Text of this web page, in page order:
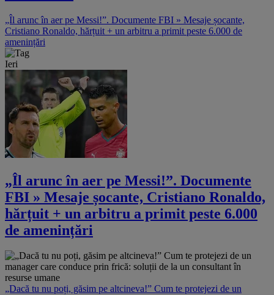
„Îl arunc în aer pe Messi!”. Documente FBI » Mesaje șocante,
Cristiano Ronaldo, hărțuit + un arbitru a primit peste 6.000 de
amenințări
Ieri
„Îl arunc în aer pe Messi!”. Documente
FBI » Mesaje șocante, Cristiano Ronaldo,
hărțuit + un arbitru a primit peste 6.000
de amenințări
„Dacă tu nu poți, găsim pe altcineva!” Cum te protejezi de un